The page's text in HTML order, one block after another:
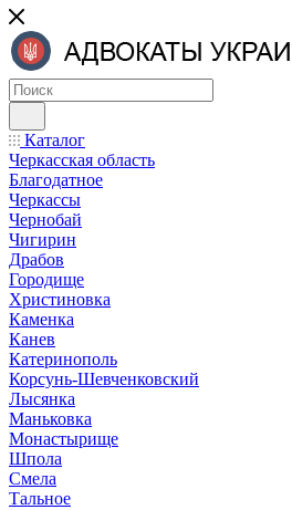
Каталог
Черкасская область
Благодатное
Черкассы
Чернобай
Чигирин
Драбов
Городище
Христиновка
Каменка
Канев
Катеринополь
Корсунь-Шевченковский
Лысянка
Маньковка
Монастырище
Шпола
Смела
Тальное